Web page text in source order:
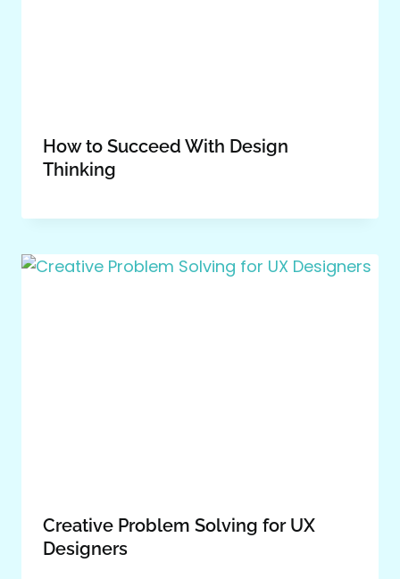
How to Succeed With Design
Thinking
Creative Problem Solving for UX
Designers